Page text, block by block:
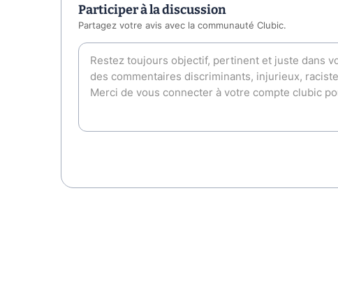
Participer à la discussion
Partagez votre avis avec la communauté Clubic.